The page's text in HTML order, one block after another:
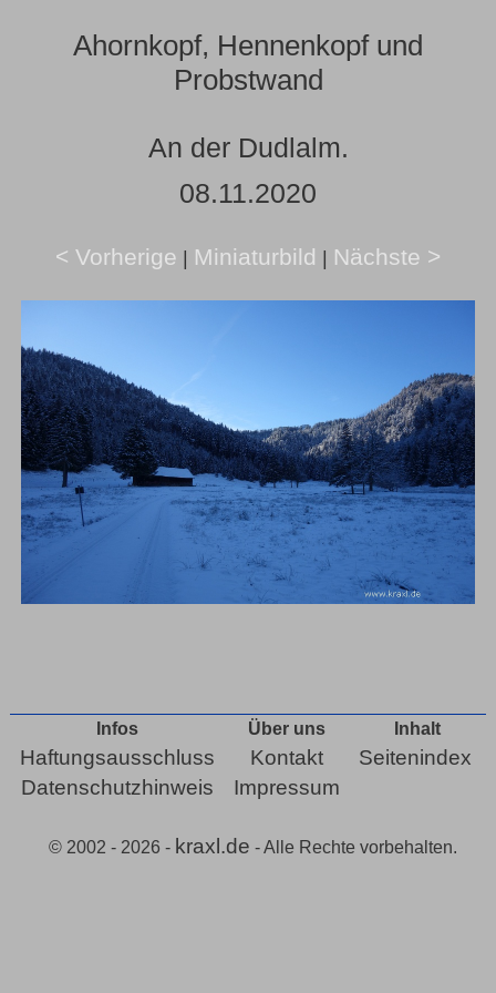
Ahornkopf, Hennenkopf und
Probstwand
An der Dudlalm.
08.11.2020
< Vorherige | Miniaturbild | Nächste >
Infos
Haftungsausschluss
Datenschutzhinweis
Über uns
Kontakt
Impressum
Inhalt
Seitenindex
© 2002 - 2026 - kraxl.de - Alle Rechte vorbehalten.